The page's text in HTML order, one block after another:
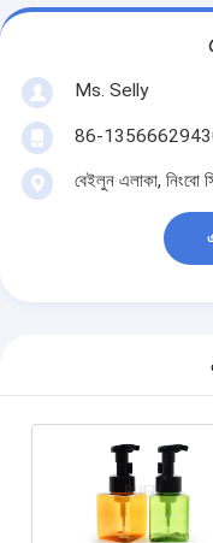
Ms. Selly
86-
বেইলুন এলাকা, নিংবো